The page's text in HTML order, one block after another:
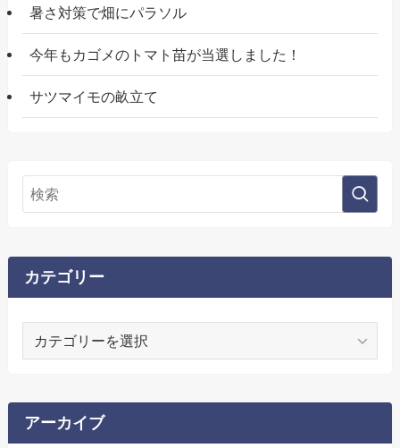
暑さ対策で畑にパラソル
今年もカゴメのトマト苗が当選しました！
サツマイモの畝立て
カテゴリー
ー
アーカイブ